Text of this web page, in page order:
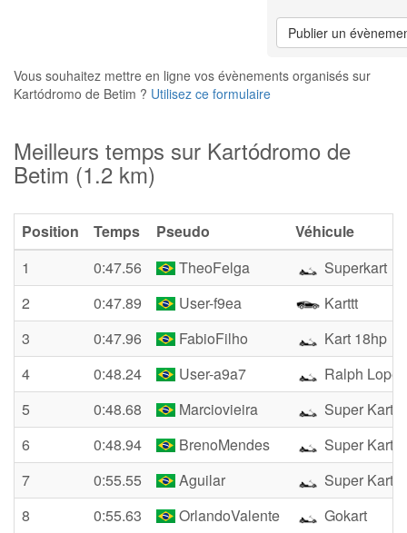
Publier un
Vous souhaitez mettre en ligne vos évènements organisés sur
Kartódromo de Betim ? Utilisez ce formulaire
Meilleurs temps sur Kartódromo de
Betim (1.2 km)
Position Temps Pseudo
Véhicule
1
0:47.56 TheoFelga
Superkart
2
0:47.89 User-f9ea
Karttt
3
0:47.96 FabioFilho
Kart 18hp
4
0:48.24 User-a9a7
Ralph Lopes
5
0:48.68 Marciovieira
Super Kart
6
0:48.94 BrenoMendes
Super Kart
7
0:55.55 Aguilar
Super Kart
8
0:55.63 OrlandoValente
Gokart